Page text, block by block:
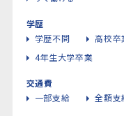
学歴
学歴不問
高校卒
4年生大学卒業
交通費
一部支給
全額支